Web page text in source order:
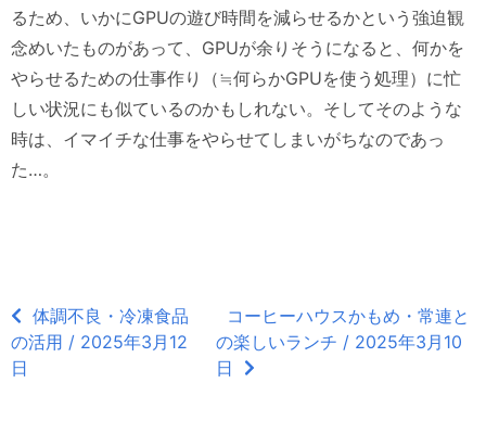
るため、いかにGPUの遊び時間を減らせるかという強迫観
念めいたものがあって、GPUが余りそうになると、何かを
やらせるための仕事作り（≒何らかGPUを使う処理）に忙
しい状況にも似ているのかもしれない。そしてそのような
時は、イマイチな仕事をやらせてしまいがちなのであっ
た…。
体調不良・冷凍食品
の活用 / 2025年3月12
日
コーヒーハウスかもめ・常連と
の楽しいランチ / 2025年3月10
日